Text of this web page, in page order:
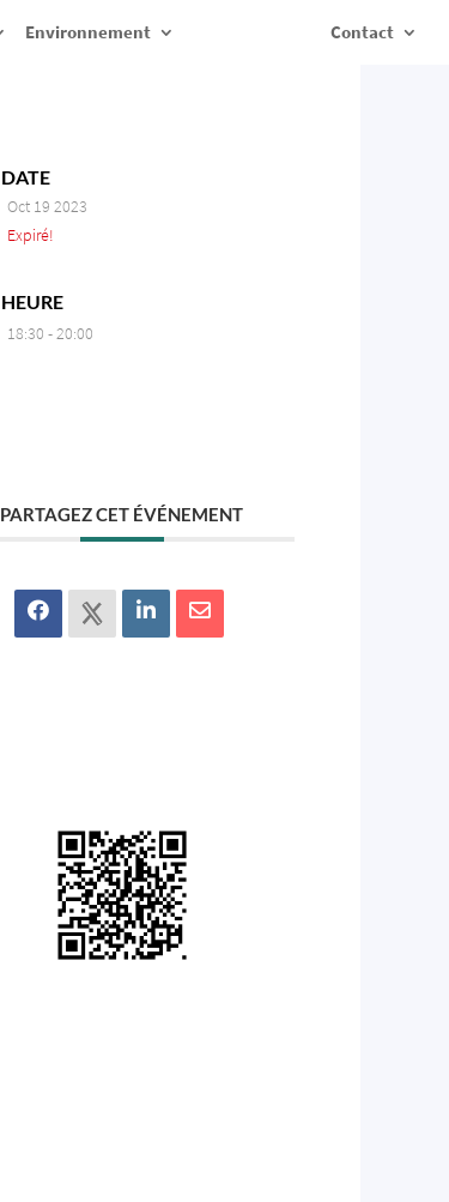
Environnement Contact
DATE
Oct 19 2023
Expiré!
HEURE
18:30 - 20:00
PARTAGEZ CET ÉVÉNEMENT